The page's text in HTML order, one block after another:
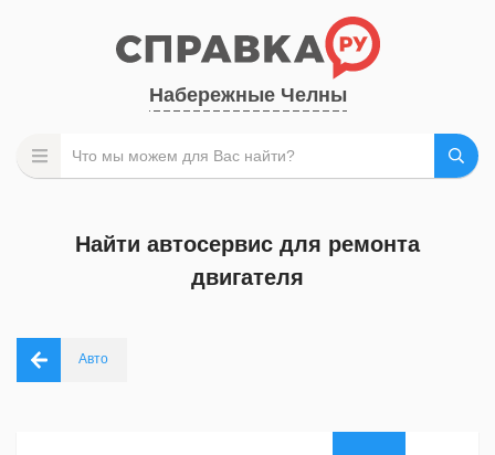
Набережные Челны
Найти автосервис для ремонта
двигателя
Авто